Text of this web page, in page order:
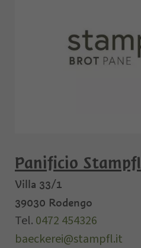
Panificio Stampfl
Villa 33/1
39030 Rodengo
Tel. 0472 454326
baeckerei@stampfl.it